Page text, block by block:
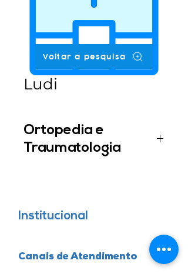
Ludi
Ortopedia e
Traumatologia
Voltar a pesquisa
Institucional
Canais de Atendimento